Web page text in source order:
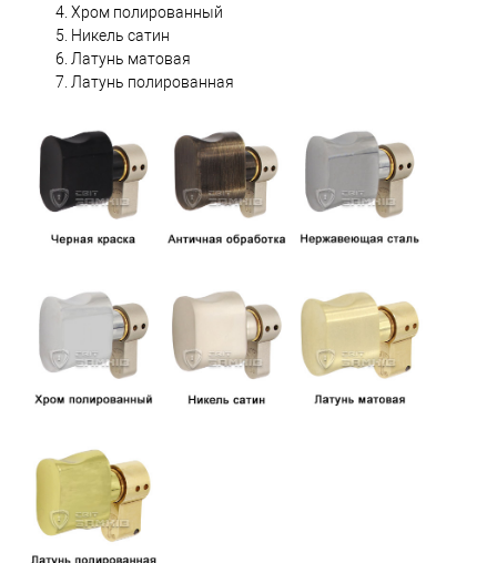
Хром полированный
Никель сатин
Латунь матовая
Латунь полированная